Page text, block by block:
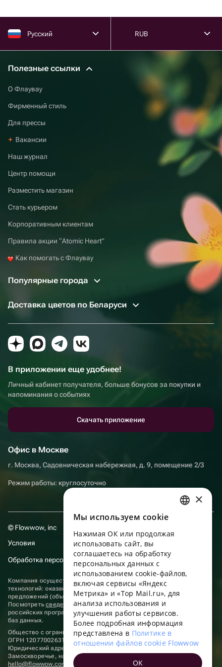
Русский RUB
Полезные ссылки
О Флаувау
Фирменный стиль
Для прессы
Вакансии
Наш журнал
Центр помощи
Разместить магазин
Стать курьером
Корпоративным клиентам
Правила акции “Atomic Heart”
Как помогать с Флаувау
Популярные города
Доставка цветов по Беларуси
В приложении еще удобнее!
Личный кабинет получателя, больше бонусов за покупки и
напоминания о событиях
Скачать приложение
Офис в Москве
г. Москва, Садовническая набережная, д. 9, помещение 2/3
Режим работы: круглосуточно
© Flowwow, inc
Условия
Обработка персональных данных
Компания осуществляет деятельность в области информационных
технологий: оказание услуг в сети “Интернет” по размещению
предложений (объявлений) продавцов о реализации товаров.
Посмотретьсведения о программах, включенных в реестр
российских программ для электронных вычислительных машин и
баз данных.
Общество с ограниченной ответственностью «ФЛАУВАУ»
ОГРН 1207700263198, ИНН 9702020445
Юридический адрес: г. Москва, вн.тер. г. Муниципальный округ
Замоскворечье, наб. Садовническая, д. 9, помещ. 2/3.
hello@flowwow.com
8 800 555-16-15
ENGLISH
UKRAINIAN
PORTUGUESE
FRENCH
TURKISH
×
Мы используем сookie
Нажимая ОК или продолжая
использовать сайт, вы
соглашаетесь на обработку
персональных данных с
использованием cookie-файлов,
включая сервисы «Яндекс
Метрика» и «Top Mail.ru», для
анализа использования и
улучшения работы сервисов.
Более подробная информация
представлена в Политике в
отношении файлов cookie Flowwow
OK